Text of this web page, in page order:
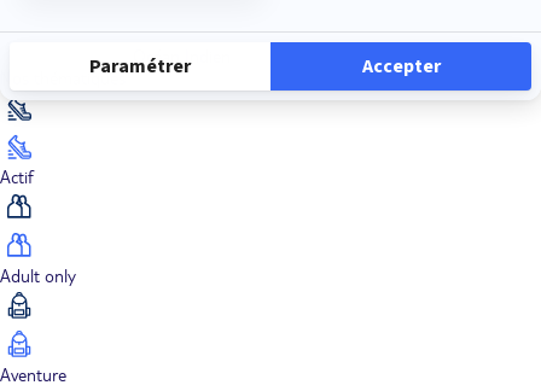
Océan Indien
Nos thématiques
Actif
Adult only
Aventure